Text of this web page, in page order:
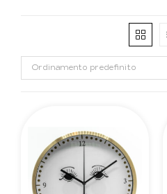
Ordinamento predefinito